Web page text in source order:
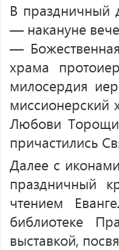
В праздничный
— накануне
—
храма
милосердия
миссионерский
Любови
причастились
Далее с
праздничный
чтением
библиотеке
выставкой,